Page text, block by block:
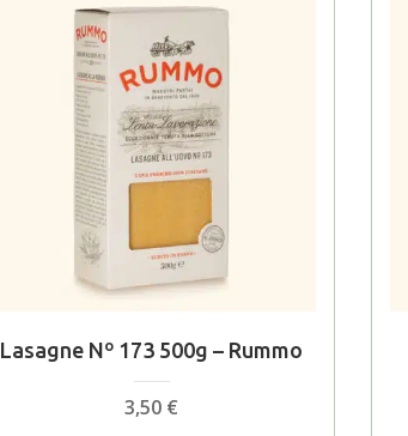
Lasagne Nº 173 500g – Rummo
3,50 €